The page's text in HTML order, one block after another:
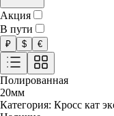
Акция
В пути
₽ $ €
Полированная
20мм
Категория: Кросс кат